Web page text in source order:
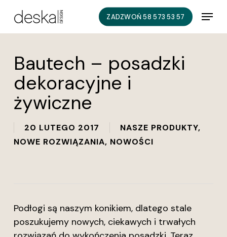
main
ZADZWOŃ 58 573 53 57 Menu
Bautech – posadzki
dekoracyjne i
żywiczne
20 LUTEGO 2017 NASZE PRODUKTY,
NOWE ROZWIĄZANIA, NOWOŚCI
Podłogi są naszym konikiem, dlatego stale
poszukujemy nowych, ciekawych i trwałych